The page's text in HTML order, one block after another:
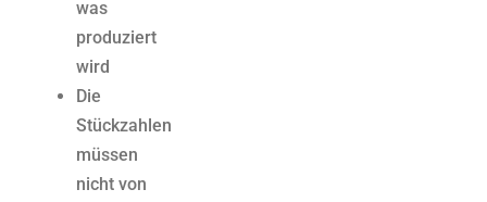
was
produziert
wird
Die
Stückzahlen
müssen
nicht von